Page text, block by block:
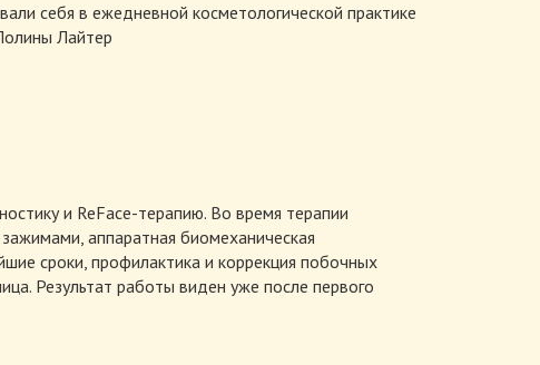
себя в ежедневной косметологической практике
Лайтер
и ReFace-терапию. Во время терапии
аппаратная биомеханическая
сроки, профилактика и коррекция побочных
Результат работы виден уже после первого